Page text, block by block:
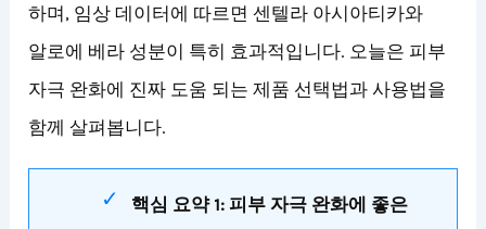
하며, 임상 데이터에 따르면 센텔라 아시아티카와
알로에 베라 성분이 특히 효과적입니다. 오늘은 피부
자극 완화에 진짜 도움 되는 제품 선택법과 사용법을
함께 살펴봅니다.
핵심 요약 1: 피부 자극 완화에 좋은